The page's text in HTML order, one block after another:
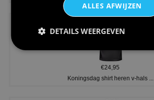
€24,95
Koningsdag shirt heren v-hals ...
ALLES AFWIJZEN
DETAILS WEERGEVEN